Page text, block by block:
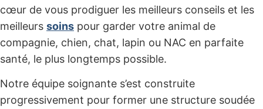
cœur de vous prodiguer les meilleurs conseils et les
meilleurs soins pour garder votre animal de
compagnie, chien, chat, lapin ou NAC en parfaite
santé, le plus longtemps possible.
Notre équipe soignante s’est construite
progressivement pour former une structure soudée